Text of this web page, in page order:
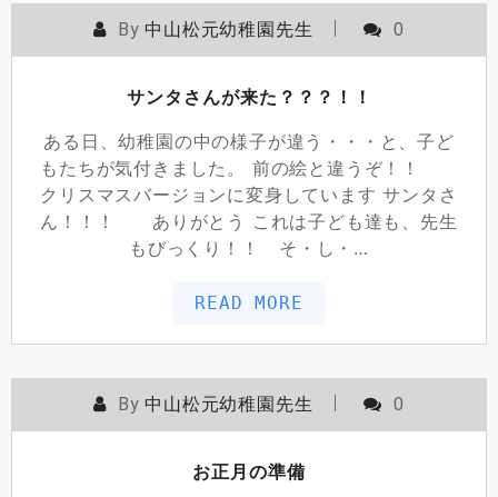
By 中山松元幼稚園先生 0
サンタさんが来た？？？！！
ある日、幼稚園の中の様子が違う・・・と、子ど
もたちが気付きました。 前の絵と違うぞ！！
クリスマスバージョンに変身しています サンタさ
ん！！！ ありがとう これは子ども達も、先生
もびっくり！！ そ・し・…
READ MORE
By 中山松元幼稚園先生 0
お正月の準備